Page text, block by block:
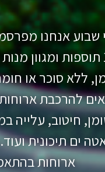
14 תוספות ומגוון
ללא סוכר או
להרכבת ארוחות
חיטוב, עלייה
ים תיכונית
ארוחות